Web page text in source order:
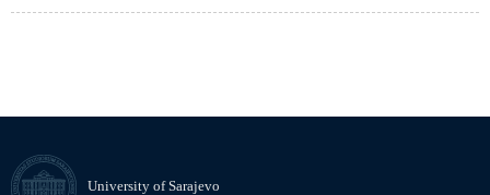
University of Sarajevo